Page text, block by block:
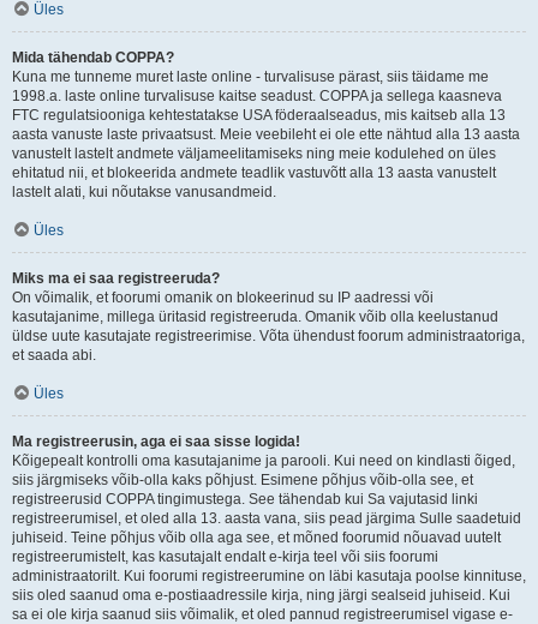
Üles
Mida tähendab COPPA?
Kuna me tunneme muret laste online - turvalisuse pärast, siis täidame me
1998.a. laste online turvalisuse kaitse seadust. COPPA ja sellega kaasneva
FTC regulatsiooniga kehtestatakse USA föderaalseadus, mis kaitseb alla 13
aasta vanuste laste privaatsust. Meie veebileht ei ole ette nähtud alla 13 aasta
vanustelt lastelt andmete väljameelitamiseks ning meie kodulehed on üles
ehitatud nii, et blokeerida andmete teadlik vastuvõtt alla 13 aasta vanustelt
lastelt alati, kui nõutakse vanusandmeid.
Üles
Miks ma ei saa registreeruda?
On võimalik, et foorumi omanik on blokeerinud su IP aadressi või
kasutajanime, millega üritasid registreeruda. Omanik võib olla keelustanud
üldse uute kasutajate registreerimise. Võta ühendust foorum administraatoriga,
et saada abi.
Üles
Ma registreerusin, aga ei saa sisse logida!
Kõigepealt kontrolli oma kasutajanime ja parooli. Kui need on kindlasti õiged,
siis järgmiseks võib-olla kaks põhjust. Esimene põhjus võib-olla see, et
registreerusid COPPA tingimustega. See tähendab kui Sa vajutasid linki
registreerumisel, et oled alla 13. aasta vana, siis pead järgima Sulle saadetuid
juhiseid. Teine põhjus võib olla aga see, et mõned foorumid nõuavad uutelt
registreerumistelt, kas kasutajalt endalt e-kirja teel või siis foorumi
administraatorilt. Kui foorumi registreerumine on läbi kasutaja poolse kinnituse,
siis oled saanud oma e-postiaadressile kirja, ning järgi sealseid juhiseid. Kui
sa ei ole kirja saanud siis võimalik, et oled pannud registreerumisel vigase e-